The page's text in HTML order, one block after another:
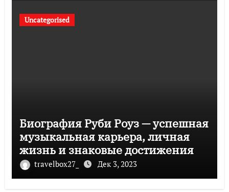
Uncategorised
Биография Руби Роуз — успешная
музыкальная карьера, личная
жизнь и знаковые достижения
travelbox27_ Дек 3, 2023